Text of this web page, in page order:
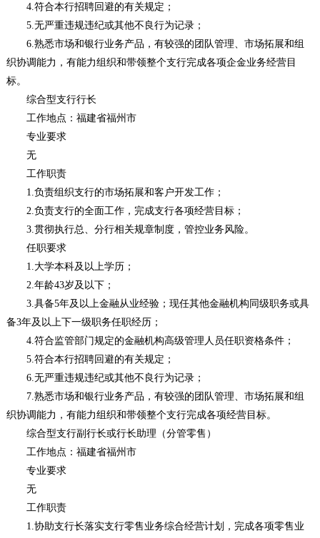
4.符合本行招聘回避的有关规定；
5.无严重违规违纪或其他不良行为记录；
6.熟悉市场和银行业务产品，有较强的团队管理、市场拓展和组
织协调能力，有能力组织和带领整个支行完成各项企金业务经营目
标。
综合型支行行长
工作地点：福建省福州市
专业要求
无
工作职责
1.负责组织支行的市场拓展和客户开发工作；
2.负责支行的全面工作，完成支行各项经营目标；
3.贯彻执行总、分行相关规章制度，管控业务风险。
任职要求
1.大学本科及以上学历；
2.年龄43岁及以下；
3.具备5年及以上金融从业经验；现任其他金融机构同级职务或具
备3年及以上下一级职务任职经历；
4.符合监管部门规定的金融机构高级管理人员任职资格条件；
5.符合本行招聘回避的有关规定；
6.无严重违规违纪或其他不良行为记录；
7.熟悉市场和银行业务产品，有较强的团队管理、市场拓展和组
织协调能力，有能力组织和带领整个支行完成各项经营目标。
综合型支行副行长或行长助理（分管零售）
工作地点：福建省福州市
专业要求
无
工作职责
1.协助支行长落实支行零售业务综合经营计划，完成各项零售业